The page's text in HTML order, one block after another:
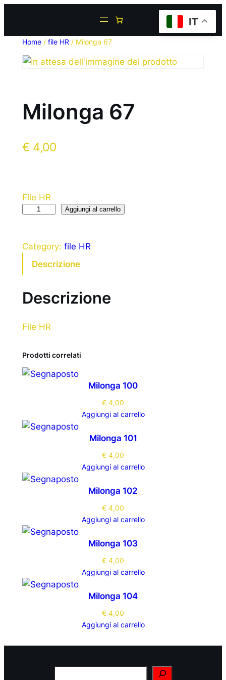
Home/ file HR / Milonga 67
Milonga 67
€ 4,00
File HR
Aggiungi al carrello
Category: file HR
Descrizione
Descrizione
File HR
Prodotti correlati
Milonga 100
€ 4,00
Aggiungi al carrello
Milonga 101
€ 4,00
Aggiungi al carrello
Milonga 102
€ 4,00
Aggiungi al carrello
Milonga 103
€ 4,00
Aggiungi al carrello
Milonga 104
€ 4,00
Aggiungi al carrello
IT